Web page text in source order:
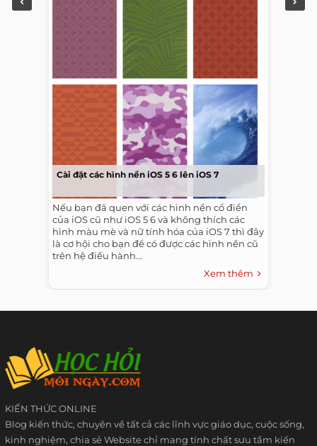
Cài đặt các hình nền iOS 5 6 lên iOS 7
Nếu bạn đã quen với các hình nền cổ điển
của iOS cũ như iOS 5 6 và không thích các
hình màu mè và nữ tính hóa của iOS 7 thì đây
là cơ hội cho bạn để có được các hình nền cũ
trên hệ điều hành...
Xem thêm
KIẾN THỨC ONLINE
Blog kiến thức, chuyên về tất cả các lĩnh vực giáo dục, cuộc sống,
kinh nghiệm, chia sẻ Website chỉ mang tính chất sưu tầm kiến